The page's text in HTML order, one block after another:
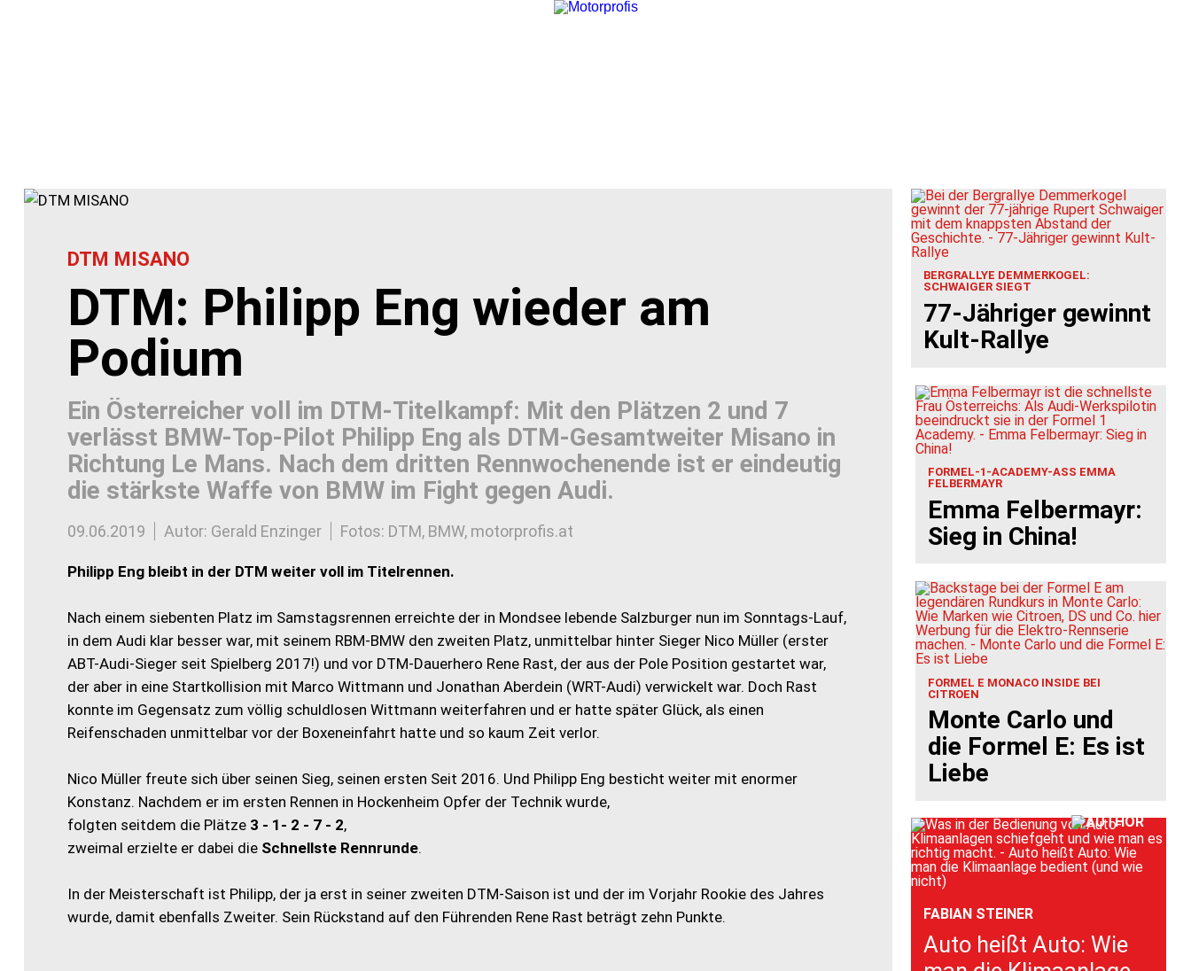
DTM MISANO
DTM: Philipp Eng wieder am
Podium
Ein Österreicher voll im DTM-Titelkampf: Mit den Plätzen 2 und 7
verlässt BMW-Top-Pilot Philipp Eng als DTM-Gesamtweiter Misano in
Richtung Le Mans. Nach dem dritten Rennwochenende ist er eindeutig
die stärkste Waffe von BMW im Fight gegen Audi.
09.06.2019 Autor: Gerald Enzinger Fotos: DTM, BMW, motorprofis.at
Philipp Eng bleibt in der DTM weiter voll im Titelrennen.
Nach einem siebenten Platz im Samstagsrennen erreichte der in Mondsee lebende Salzburger nun im Sonntags-Lauf,
in dem Audi klar besser war, mit seinem RBM-BMW den zweiten Platz, unmittelbar hinter Sieger Nico Müller (erster
ABT-Audi-Sieger seit Spielberg 2017!) und vor DTM-Dauerhero Rene Rast, der aus der Pole Position gestartet war,
der aber in eine Startkollision mit Marco Wittmann und Jonathan Aberdein (WRT-Audi) verwickelt war. Doch Rast
konnte im Gegensatz zum völlig schuldlosen Wittmann weiterfahren und er hatte später Glück, als einen
Reifenschaden unmittelbar vor der Boxeneinfahrt hatte und so kaum Zeit verlor.
Nico Müller freute sich über seinen Sieg, seinen ersten Seit 2016. Und Philipp Eng besticht weiter mit enormer
Konstanz. Nachdem er im ersten Rennen in Hockenheim Opfer der Technik wurde,
folgten seitdem die Plätze 3 - 1- 2 - 7 - 2,
zweimal erzielte er dabei die Schnellste Rennrunde.
In der Meisterschaft ist Philipp, der ja erst in seiner zweiten DTM-Saison ist und der im Vorjahr Rookie des Jahres
wurde, damit ebenfalls Zweiter. Sein Rückstand auf den Führenden Rene Rast beträgt zehn Punkte.
BERGRALLYE DEMMERKOGEL:
SCHWAIGER SIEGT
77-Jähriger gewinnt
Kult-Rallye
FORMEL-1-ACADEMY-ASS EMMA
FELBERMAYR
Emma Felbermayr:
Sieg in China!
FORMEL E MONACO INSIDE BEI
CITROEN
Monte Carlo und
die Formel E: Es ist
Liebe
FABIAN STEINER
Auto heißt Auto: Wie